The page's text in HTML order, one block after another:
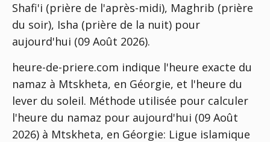
Shafi'i (prière de l'après-midi), Maghrib (prière
du soir), Isha (prière de la nuit) pour
aujourd'hui (09 Août 2026).
heure-de-priere.com indique l'heure exacte du
namaz à Mtskheta, en Géorgie, et l'heure du
lever du soleil. Méthode utilisée pour calculer
l'heure du namaz pour aujourd'hui (09 Août
2026) à Mtskheta, en Géorgie: Ligue islamique